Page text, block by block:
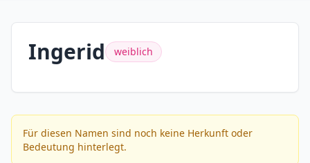
Ingerid weiblich
Für diesen Namen sind noch keine Herkunft oder
Bedeutung hinterlegt.